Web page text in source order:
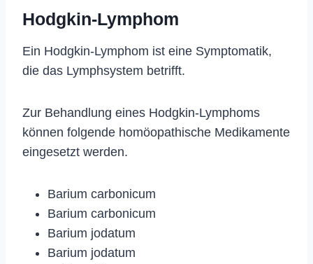
Hodgkin-Lymphom
Ein Hodgkin-Lymphom ist eine Symptomatik,
die das Lymphsystem betrifft.
Zur Behandlung eines Hodgkin-Lymphoms
können folgende homöopathische Medikamente
eingesetzt werden.
Barium carbonicum
Barium carbonicum
Barium jodatum
Barium jodatum